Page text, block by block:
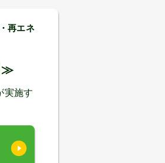
再エネ
≫
実施す